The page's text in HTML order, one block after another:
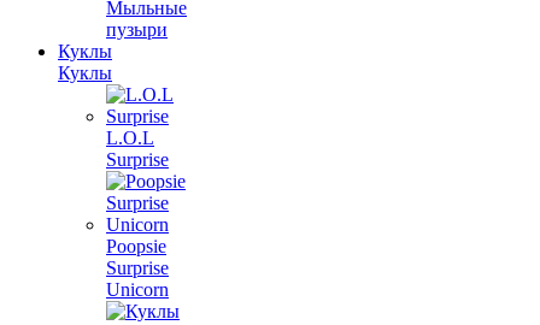
Мыльные
пузыри
Куклы
Куклы
L.O.L
Surprise
Poopsie
Surprise
Unicorn